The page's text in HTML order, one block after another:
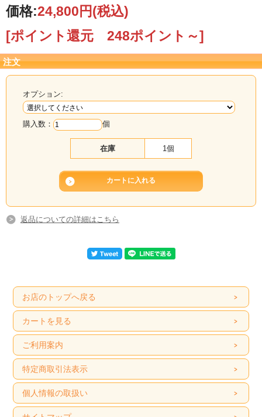
価格:24,800円(税込)
[ポイント還元 248ポイント～]
注文
オプション:
購入数： 個
在庫 1個
返品についての詳細はこちら
お店のトップへ戻る
カートを見る
ご利用案内
特定商取引法表示
個人情報の取扱い